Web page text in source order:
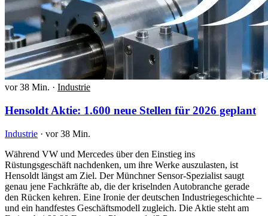
vor 38 Min. · Industrie
Hensoldt Aktie: 1.600 neue Stellen für 2026 geplant
Industrie · vor 38 Min.
Während VW und Mercedes über den Einstieg ins
Rüstungsgeschäft nachdenken, um ihre Werke auszulasten, ist
Hensoldt längst am Ziel. Der Münchner Sensor-Spezialist saugt
genau jene Fachkräfte ab, die der kriselnden Autobranche gerade
den Rücken kehren. Eine Ironie der deutschen Industriegeschichte –
und ein handfestes Geschäftsmodell zugleich. Die Aktie steht am